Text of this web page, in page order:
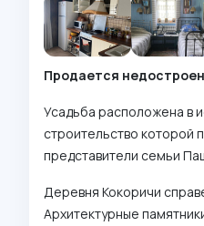
Продается
Усадьба расположена в
строительство которой
представители семьи
Деревня Кокоричи
Архитектурные